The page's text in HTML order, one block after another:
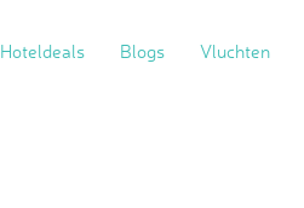
Hoteldeals Blogs Vluchten